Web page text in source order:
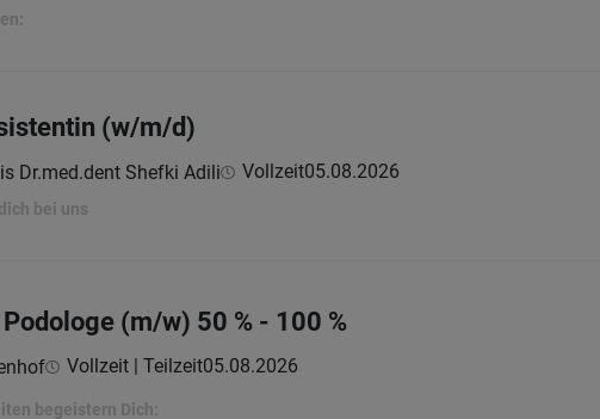
(w/m/d)
Dr.med.dent Shefki Adili Vollzeit05.08.2026
bei uns
(m/w) 50 % - 100 %
Vollzeit | Teilzeit05.08.2026
begeistern Dich: